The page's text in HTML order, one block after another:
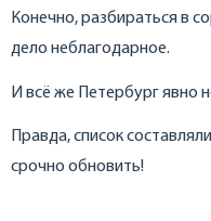
Конечно, разбираться в
дело неблагодарное.
И всё же Петербург явно
Правда, список
срочно обновить!